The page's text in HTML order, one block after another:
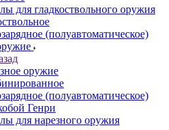
для гладкоствольного оружия
(полуавтоматическое)
оружие
(полуавтоматическое)
Генри
для нарезного оружия